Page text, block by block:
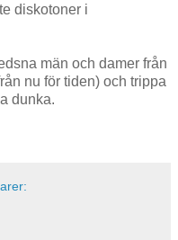
diskotoner i
män och damer från
nu för tiden) och trippa
dunka.